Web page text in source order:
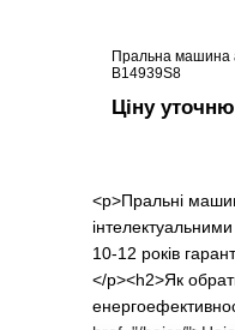
<p>Пральні
10-12 років
</p><h2>Як
Пральна машина
B14939S8
Ціну